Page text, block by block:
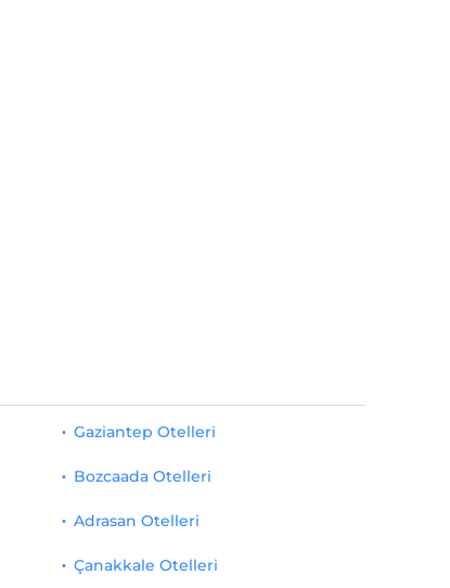
Gaziantep Otelleri
Bozcaada Otelleri
Adrasan Otelleri
Çanakkale Otelleri